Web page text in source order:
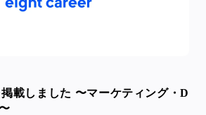
載しました 〜マーケティング・D